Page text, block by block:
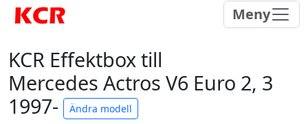
Meny
KCR Effektbox till
Mercedes Actros V6 Euro 2, 3
1997-
Ändra modell